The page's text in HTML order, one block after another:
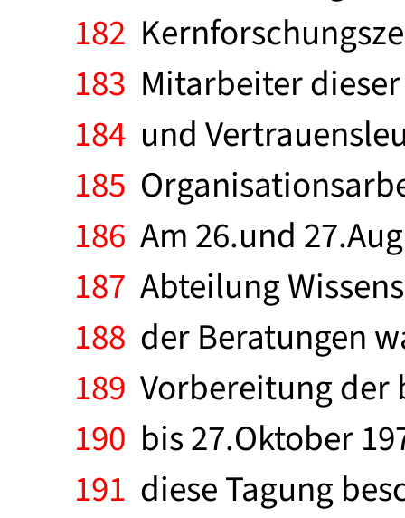
182
183 Mitarbeiter
184 und
185
186 Am 26.und
187 Abteilung
188 der Beratungen
189 Vorbereitung der
190 bis 27.Oktober
191 diese Tagung